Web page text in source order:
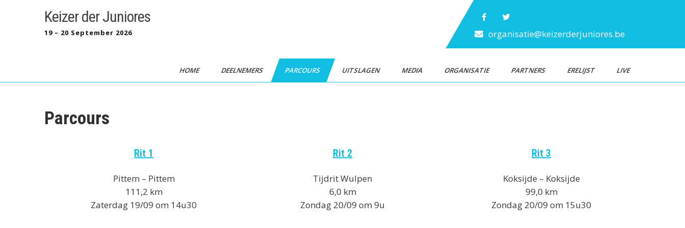
Keizer der Juniores
19 – 20 September 2026 organisatie@keizerderjuniores.be
HOME DEELNEMERS PARCOURS UITSLAGEN MEDIA ORGANISATIE PARTNERS ERELIJST LIVE
Parcours
Rit 1
Pittem – Pittem
111,2 km
Zaterdag 19/09 om 14u30
Rit 2
Tijdrit Wulpen
6,0 km
Zondag 20/09 om 9u
Rit 3
Koksijde – Koksijde
99,0 km
Zondag 20/09 om 15u30